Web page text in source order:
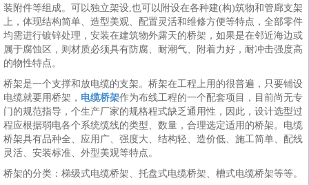
装附件等组成。可以独立架设,也可以附设在各种建(构)筑物和管廊支架
上，体现结构简单、造型美观、配置灵活和维修方便等特点，全部零件
均需进行镀锌处理，安装在建筑物外露天的桥架，如果是在邻近海边或
属于腐蚀区，则材质必须具有防腐、耐潮气、附着力好，耐冲击强度高
的物性特点。
桥架是一个支撑和放电缆的支架。桥架在工程上用的很普遍，只要铺设
电缆就要用桥架， 电缆桥架作为布线工程的一个配套项目，目前尚无专
门的规范指导，个生产厂家的规格程式缺乏通用性，因此，设计选型过
程应根据弱电各个系统缆线的类型、数量，合理选定适用的桥架。电缆
桥架具有品种全、应用广、强度大、结构轻、造价低、施工简单、配线
灵活、安装标准、外型美观等特点。
桥架的分类：梯级式电缆桥架、托盘式电缆桥架、槽式电缆桥架等等。